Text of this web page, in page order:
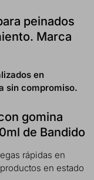
peinados
Marca
en
sin compromiso.
gomina
de Bandido
rápidas en
en estado